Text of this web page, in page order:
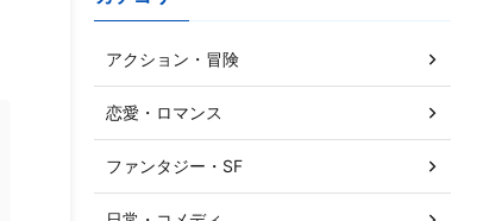
アクション・冒険
恋愛・ロマンス
ファンタジー・SF